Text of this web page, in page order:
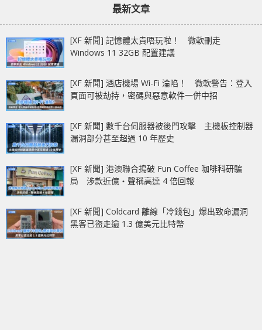
最新文章
[XF 新聞] 記憶體太貴唔玩啦！ 微軟刪走
Windows 11 32GB 配置建議
[XF 新聞] 酒店機場 Wi-Fi 淪陷！ 微軟警告：登入
頁面可被劫持，密碼與惡意軟件一併中招
[XF 新聞] 數千台伺服器被後門攻擊 主機板控制器
漏洞部分甚至超過 10 年歷史
[XF 新聞] 港澳聯合搗破 Fun Coffee 咖啡科研騙
局 涉款近億‧聲稱高達 4 倍回報
[XF 新聞] Coldcard 離線「冷錢包」爆出致命漏洞
黑客已盜走逾 1.3 億美元比特幣